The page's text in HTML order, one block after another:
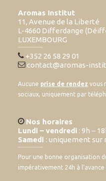
Aromas Institut
11, Avenue de la Liberté
L-4660 Differdange
LUXEMBOURG
+352 26 58 29 01
contact@aromas-
Aucune prise de rendez vous
sociaux, uniquement par
Nos horaires
Lundi – vendredi : 9h –
Samedi : uniquement sur
Pour une bonne organisation
impérativement 24h à